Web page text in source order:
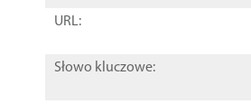
URL:
Słowo kluczowe: